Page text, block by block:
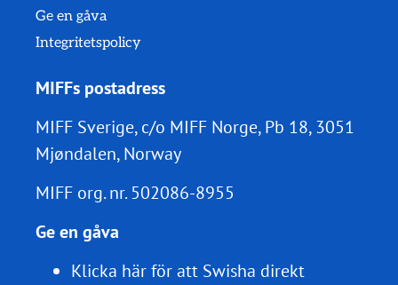
Ge en gåva
Integritetspolicy
MIFFs postadress
MIFF Sverige, c/o MIFF Norge, Pb 18, 3051
Mjøndalen, Norway
MIFF org. nr.502086-8955
Ge en gåva
Klicka här för att Swisha direkt